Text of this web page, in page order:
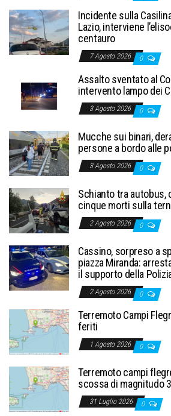
Incidente sulla
Lazio, interviene
centauro
7 Agosto 2026 0
Assalto sventato al
intervento lampo dei
3 Agosto 2026 0
Mucche sui binari,
persone a bordo alle
3 Agosto 2026 0
Schianto tra autobus,
cinque morti sulla
2 Agosto 2026 0
Cassino, sorpreso a
piazza Miranda:
il supporto della
2 Agosto 2026 0
Terremoto Campi
feriti
1 Agosto 2026 0
Terremoto campi
scossa di magnitudo
31 Luglio 2026 0